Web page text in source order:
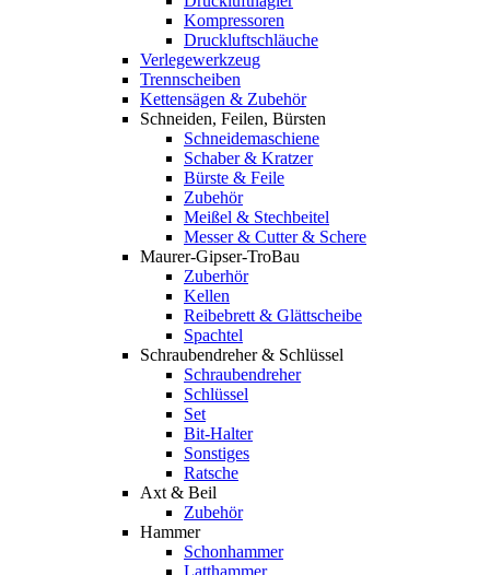
Kompressoren
Druckluftschläuche
Verlegewerkzeug
Trennscheiben
Kettensägen & Zubehör
Schneiden, Feilen, Bürsten
Schneidemaschiene
Schaber & Kratzer
Bürste & Feile
Zubehör
Meißel & Stechbeitel
Messer & Cutter & Schere
Maurer-Gipser-TroBau
Zuberhör
Kellen
Reibebrett & Glättscheibe
Spachtel
Schraubendreher & Schlüssel
Schraubendreher
Schlüssel
Set
Bit-Halter
Sonstiges
Ratsche
Axt & Beil
Zubehör
Hammer
Schonhammer
Latthammer